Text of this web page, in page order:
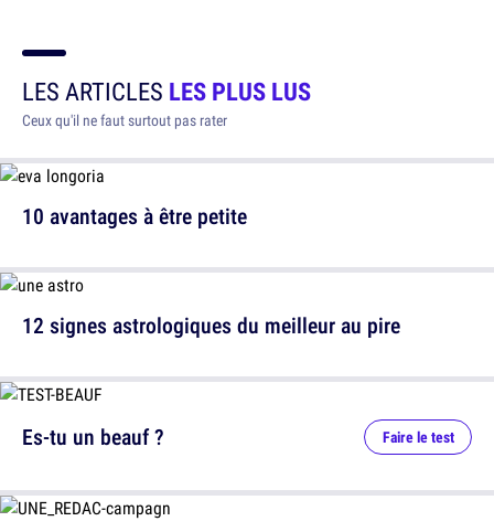
LES ARTICLES LES PLUS LUS
Ceux qu'il ne faut surtout pas rater
10 avantages à être petite
12 signes astrologiques du meilleur au pire
Es-tu un beauf ? Faire le test